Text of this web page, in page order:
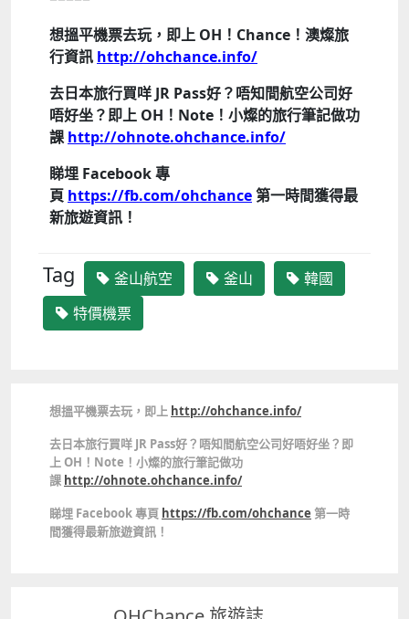
想搵平機票去玩，即上 OH！Chance！澳燦旅
行資訊 http://ohchance.info/
去日本旅行買咩 JR Pass好？唔知間航空公司好
唔好坐？即上 OH！Note！小燦的旅行筆記做功
課 http://ohnote.ohchance.info/
睇埋 Facebook 專
頁 https://fb.com/ohchance第一時間獲得最
新旅遊資訊！
Tag 釜山航空 釜山
韓國
特價機票
想搵平機票去玩，即上 http://ohchance.info/
去日本旅行買咩 JR Pass好？唔知間航空公司好唔好坐？即
上 OH！Note！小燦的旅行筆記做功
課 http://ohnote.ohchance.info/
睇埋 Facebook 專頁 https://fb.com/ohchance 第一時
間獲得最新旅遊資訊！